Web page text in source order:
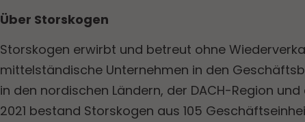
Über Storskogen
Storskogen erwirbt und betreut ohne
mittelständische Unternehmen in den
in den nordischen Ländern, der DACH-Region
2021 bestand Storskogen aus 105